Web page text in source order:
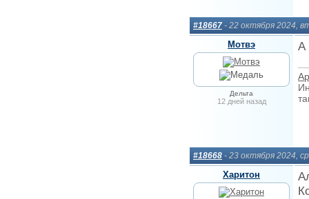
#18667 - 22 октября 2024,
Мотвэ
Дельта
12 дней назад
А
#18668 - 23 октября 2024,
Харитон